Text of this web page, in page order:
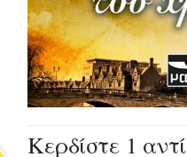
Κερδίστε 1